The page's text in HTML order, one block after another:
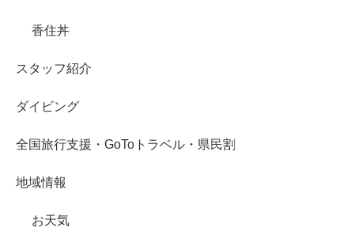
香住丼
スタッフ紹介
ダイビング
全国旅行支援・GoToトラベル・県民割
地域情報
お天気